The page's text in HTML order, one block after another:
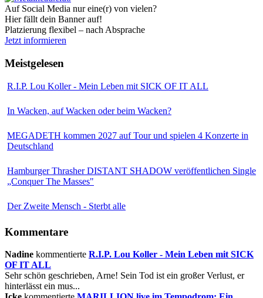
Auf Social Media nur eine(r) von vielen?
Hier fällt dein Banner auf!
Platzierung flexibel – nach Absprache
Jetzt informieren
Meistgelesen
R.I.P. Lou Koller - Mein Leben mit SICK OF IT ALL
In Wacken, auf Wacken oder beim Wacken?
MEGADETH kommen 2027 auf Tour und spielen 4 Konzerte in
Deutschland
Hamburger Thrasher DISTANT SHADOW veröffentlichen Single
„Conquer The Masses"
Der Zweite Mensch - Sterbt alle
Kommentare
Nadine kommentierte R.I.P. Lou Koller - Mein Leben mit SICK
OF IT ALL
Sehr schön geschrieben, Arne! Sein Tod ist ein großer Verlust, er
hinterlässt ein mus...